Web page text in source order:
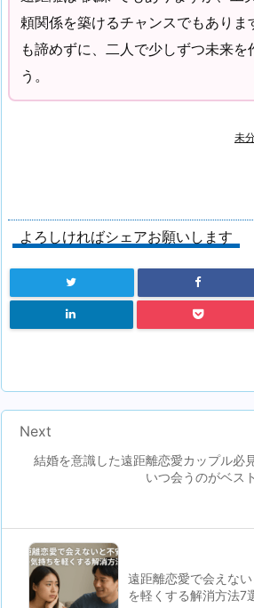
頼関係を築けるチャンスでもありま
も諦めずに、二人で少しずつ未来を
う。
未
よろしければシェアお願いします
結婚を意識した遠距離恋愛カップル必
いつ会うのがベス
Next
遠距離恋愛で会えな
を軽くする解消方法7